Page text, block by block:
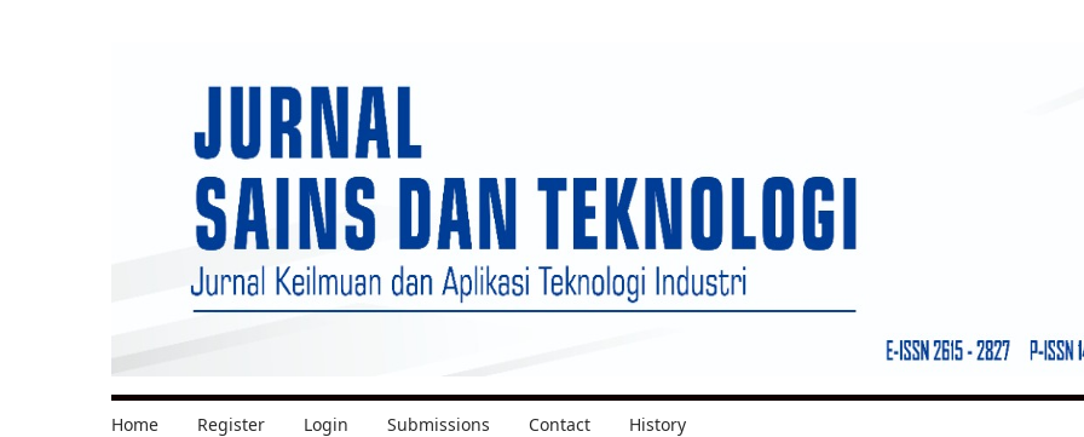
Home Register Login Submissions Contact History